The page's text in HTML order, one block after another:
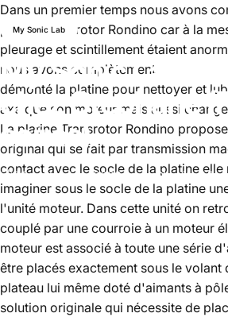
My Sonic Lab
MySonicLab
chezStéphane
soirée)
06 septembre, 2023 par Shopify API
Dans un premier temps nous avons
platine Transrotor Rondino car à la
pleurage et scintillement étaient
nous avons complètement
démonté la platine pour nettoyer et
axe que son moteur mais aussi
La platine Transrotor Rondino
original qui se fait par transmission
contact avec le socle de la platine elle
imaginer sous le socle de la platine
l'unité moteur. Dans cette unité on
couplé par une courroie à un moteur
moteur est associé à toute une série
être placés exactement sous le
plateau lui même doté d'aimants à
solution originale qui nécessite de